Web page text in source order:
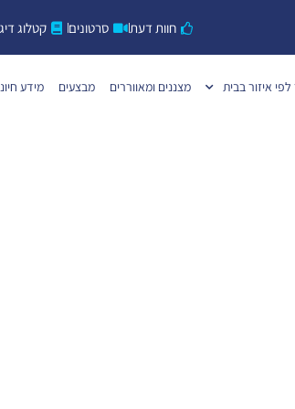
חוות דעת סרטונים קטלוג
איזור בבית מצננים ומאווררים מבצעים מידע